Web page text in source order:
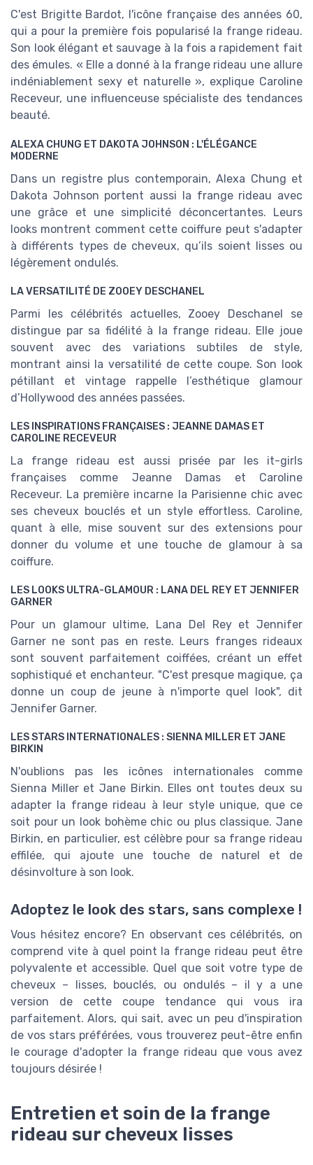
C'est Brigitte Bardot, l'icône française des années 60,
qui a pour la première fois popularisé la frange rideau.
Son look élégant et sauvage à la fois a rapidement fait
des émules. « Elle a donné à la frange rideau une allure
indéniablement sexy et naturelle », explique Caroline
Receveur, une influenceuse spécialiste des tendances
beauté.
ALEXA CHUNG ET DAKOTA JOHNSON : L'ÉLÉGANCE
MODERNE
Dans un registre plus contemporain, Alexa Chung et
Dakota Johnson portent aussi la frange rideau avec
une grâce et une simplicité déconcertantes. Leurs
looks montrent comment cette coiffure peut s'adapter
à différents types de cheveux, qu’ils soient lisses ou
légèrement ondulés.
LA VERSATILITÉ DE ZOOEY DESCHANEL
Parmi les célébrités actuelles, Zooey Deschanel se
distingue par sa fidélité à la frange rideau. Elle joue
souvent avec des variations subtiles de style,
montrant ainsi la versatilité de cette coupe. Son look
pétillant et vintage rappelle l’esthétique glamour
d’Hollywood des années passées.
LES INSPIRATIONS FRANÇAISES : JEANNE DAMAS ET
CAROLINE RECEVEUR
La frange rideau est aussi prisée par les it-girls
françaises comme Jeanne Damas et Caroline
Receveur. La première incarne la Parisienne chic avec
ses cheveux bouclés et un style effortless. Caroline,
quant à elle, mise souvent sur des extensions pour
donner du volume et une touche de glamour à sa
coiffure.
LES LOOKS ULTRA-GLAMOUR : LANA DEL REY ET JENNIFER
GARNER
Pour un glamour ultime, Lana Del Rey et Jennifer
Garner ne sont pas en reste. Leurs franges rideaux
sont souvent parfaitement coiffées, créant un effet
sophistiqué et enchanteur. "C'est presque magique, ça
donne un coup de jeune à n'importe quel look", dit
Jennifer Garner.
LES STARS INTERNATIONALES : SIENNA MILLER ET JANE
BIRKIN
N'oublions pas les icônes internationales comme
Sienna Miller et Jane Birkin. Elles ont toutes deux su
adapter la frange rideau à leur style unique, que ce
soit pour un look bohème chic ou plus classique. Jane
Birkin, en particulier, est célèbre pour sa frange rideau
effilée, qui ajoute une touche de naturel et de
désinvolture à son look.
Adoptez le look des stars, sans complexe !
Vous hésitez encore? En observant ces célébrités, on
comprend vite à quel point la frange rideau peut être
polyvalente et accessible. Quel que soit votre type de
cheveux – lisses, bouclés, ou ondulés – il y a une
version de cette coupe tendance qui vous ira
parfaitement. Alors, qui sait, avec un peu d'inspiration
de vos stars préférées, vous trouverez peut-être enfin
le courage d'adopter la frange rideau que vous avez
toujours désirée !
Entretien et soin de la frange
rideau sur cheveux lisses